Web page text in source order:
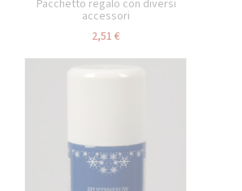
Pacchetto regalo con diversi
accessori
2,51 €